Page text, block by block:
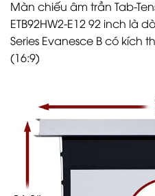
Màn chiếu âm trần Tab-
ETB92HW2-E12 92 inch là
Series Evanesce B có kích
(16:9)